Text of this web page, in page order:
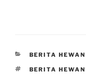
CATEGORIES
BERITA HEWAN
TAGS
BERITA